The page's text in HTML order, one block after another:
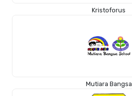
Kristoforus
Mutiara Bangsa